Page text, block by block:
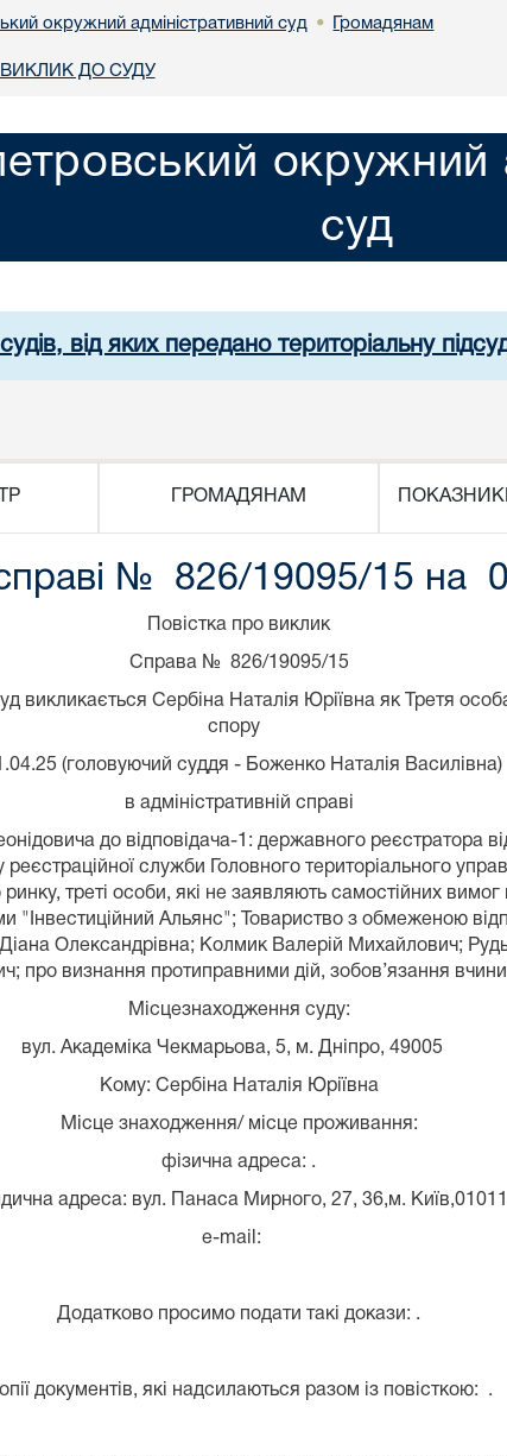
окружний адміністративний суд • Громадянам
ДО СУДУ
окружний
суд
судів, від яких передано територіальну
ГРОМАДЯНАМ
№ 826/19095/15 на
Повістка про виклик
Справа № 826/19095/15
викликається Сербіна Наталія Юріївна як Третя
спору
(головуючий суддя - Боженко Наталія
в адміністративній справі
до відповідача-1: державного реєстратора
служби Головного територіального
ринку, треті особи, які не заявляють самостійних
"Інвестиційний Альянс"; Товариство з обмеженою
Олександрівна; Колмик Валерій Михайлович;
про визнання протиправними дій, зобов’язання
Місцезнаходження суду:
вул. Академіка Чекмарьова, 5, м. Дніпро, 49005
Кому: Сербіна Наталія Юріївна
Місце знаходження/ місце проживання:
фізична адреса: .
адреса: вул. Панаса Мирного, 27, 36,м.
e-mail:
Додатково просимо подати такі докази: .
документів, які надсилаються разом із повісткою: .